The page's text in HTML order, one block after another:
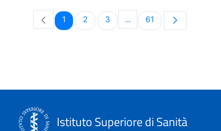
Page
1 Page
2 Page
3 ...Intermediate Pages Use
Page
61
Istituto Superiore di Sanità